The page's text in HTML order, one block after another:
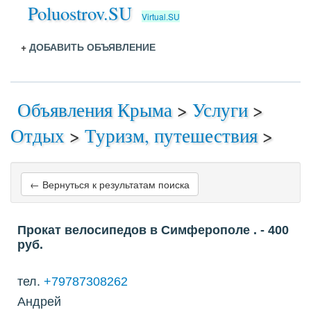
Poluostrov.SU Virtual.SU
+ ДОБАВИТЬ ОБЪЯВЛЕНИЕ
Объявления Крыма > Услуги >
Отдых > Туризм, путешествия >
← Вернуться к результатам поиска
Прокат велосипедов в Симферополе . - 400
руб.
тел. +79787308262
Андрей